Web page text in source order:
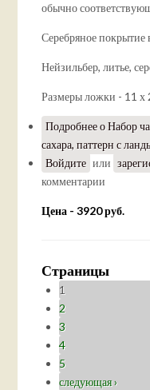
обычно
Серебряное покрытие
Нейзильбер, литье,
Размеры ложки - 11 х
Подробнеео Набор
сахара, паттерн с
Войдите или
комментарии
Цена - 3920 руб.
Страницы
1
2
3
4
5
следующая ›